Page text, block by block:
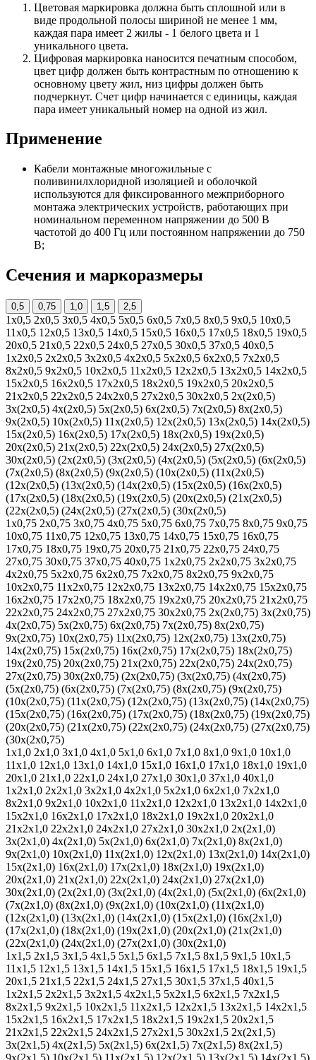
Цветовая маркировка должна быть сплошной или в
виде продольной полосы шириной не менее 1 мм,
каждая пара имеет 2 жилы - 1 белого цвета и 1
уникального цвета.
Цифровая маркировка наносится печатным способом,
цвет цифр должен быть контрастным по отношению к
основному цвету жил, низ цифры должен быть
подчеркнут. Счет цифр начинается с единицы, каждая
пара имеет уникальный номер на одной из жил.
Применение
Кабели монтажные многожильные с
поливинилхлоридной изоляцией и оболочкой
используются для фиксированного межприборного
монтажа электрических устройств, работающих при
номинальном переменном напряжении до 500 В
частотой до 400 Гц или постоянном напряжении до 750
В;
Сечения и маркоразмеры
0,5 0,75 1,0 1,5 2,5
1х0,5 2х0,5 3х0,5 4х0,5 5х0,5 6х0,5 7х0,5 8х0,5 9х0,5 10х0,5
11х0,5 12х0,5 13х0,5 14х0,5 15х0,5 16х0,5 17х0,5 18х0,5 19х0,5
20х0,5 21х0,5 22х0,5 24х0,5 27х0,5 30х0,5 37х0,5 40х0,5
1х2х0,5 2х2х0,5 3х2х0,5 4х2х0,5 5х2х0,5 6х2х0,5 7х2х0,5
8х2х0,5 9х2х0,5 10х2х0,5 11х2х0,5 12х2х0,5 13х2х0,5 14х2х0,5
15х2х0,5 16х2х0,5 17х2х0,5 18х2х0,5 19х2х0,5 20х2х0,5
21х2х0,5 22х2х0,5 24х2х0,5 27х2х0,5 30х2х0,5 2х(2х0,5)
3х(2х0,5) 4х(2х0,5) 5х(2х0,5) 6х(2х0,5) 7х(2х0,5) 8х(2х0,5)
9х(2х0,5) 10х(2х0,5) 11х(2х0,5) 12х(2х0,5) 13х(2х0,5) 14х(2х0,5)
15х(2х0,5) 16х(2х0,5) 17х(2х0,5) 18х(2х0,5) 19х(2х0,5)
20х(2х0,5) 21х(2х0,5) 22х(2х0,5) 24х(2х0,5) 27х(2х0,5)
30х(2х0,5) (2х(2х0,5) (3х(2х0,5) (4х(2х0,5) (5х(2х0,5) (6х(2х0,5)
(7х(2х0,5) (8х(2х0,5) (9х(2х0,5) (10х(2х0,5) (11х(2х0,5)
(12х(2х0,5) (13х(2х0,5) (14х(2х0,5) (15х(2х0,5) (16х(2х0,5)
(17х(2х0,5) (18х(2х0,5) (19х(2х0,5) (20х(2х0,5) (21х(2х0,5)
(22х(2х0,5) (24х(2х0,5) (27х(2х0,5) (30х(2х0,5)
1х0,75 2х0,75 3х0,75 4х0,75 5х0,75 6х0,75 7х0,75 8х0,75 9х0,75
10х0,75 11х0,75 12х0,75 13х0,75 14х0,75 15х0,75 16х0,75
17х0,75 18х0,75 19х0,75 20х0,75 21х0,75 22х0,75 24х0,75
27х0,75 30х0,75 37х0,75 40х0,75 1х2х0,75 2х2х0,75 3х2х0,75
4х2х0,75 5х2х0,75 6х2х0,75 7х2х0,75 8х2х0,75 9х2х0,75
10х2х0,75 11х2х0,75 12х2х0,75 13х2х0,75 14х2х0,75 15х2х0,75
16х2х0,75 17х2х0,75 18х2х0,75 19х2х0,75 20х2х0,75 21х2х0,75
22х2х0,75 24х2х0,75 27х2х0,75 30х2х0,75 2х(2х0,75) 3х(2х0,75)
4х(2х0,75) 5х(2х0,75) 6х(2х0,75) 7х(2х0,75) 8х(2х0,75)
9х(2х0,75) 10х(2х0,75) 11х(2х0,75) 12х(2х0,75) 13х(2х0,75)
14х(2х0,75) 15х(2х0,75) 16х(2х0,75) 17х(2х0,75) 18х(2х0,75)
19х(2х0,75) 20х(2х0,75) 21х(2х0,75) 22х(2х0,75) 24х(2х0,75)
27х(2х0,75) 30х(2х0,75) (2х(2х0,75) (3х(2х0,75) (4х(2х0,75)
(5х(2х0,75) (6х(2х0,75) (7х(2х0,75) (8х(2х0,75) (9х(2х0,75)
(10х(2х0,75) (11х(2х0,75) (12х(2х0,75) (13х(2х0,75) (14х(2х0,75)
(15х(2х0,75) (16х(2х0,75) (17х(2х0,75) (18х(2х0,75) (19х(2х0,75)
(20х(2х0,75) (21х(2х0,75) (22х(2х0,75) (24х(2х0,75) (27х(2х0,75)
(30х(2х0,75)
1х1,0 2х1,0 3х1,0 4х1,0 5х1,0 6х1,0 7х1,0 8х1,0 9х1,0 10х1,0
11х1,0 12х1,0 13х1,0 14х1,0 15х1,0 16х1,0 17х1,0 18х1,0 19х1,0
20х1,0 21х1,0 22х1,0 24х1,0 27х1,0 30х1,0 37х1,0 40х1,0
1х2х1,0 2х2х1,0 3х2х1,0 4х2х1,0 5х2х1,0 6х2х1,0 7х2х1,0
8х2х1,0 9х2х1,0 10х2х1,0 11х2х1,0 12х2х1,0 13х2х1,0 14х2х1,0
15х2х1,0 16х2х1,0 17х2х1,0 18х2х1,0 19х2х1,0 20х2х1,0
21х2х1,0 22х2х1,0 24х2х1,0 27х2х1,0 30х2х1,0 2х(2х1,0)
3х(2х1,0) 4х(2х1,0) 5х(2х1,0) 6х(2х1,0) 7х(2х1,0) 8х(2х1,0)
9х(2х1,0) 10х(2х1,0) 11х(2х1,0) 12х(2х1,0) 13х(2х1,0) 14х(2х1,0)
15х(2х1,0) 16х(2х1,0) 17х(2х1,0) 18х(2х1,0) 19х(2х1,0)
20х(2х1,0) 21х(2х1,0) 22х(2х1,0) 24х(2х1,0) 27х(2х1,0)
30х(2х1,0) (2х(2х1,0) (3х(2х1,0) (4х(2х1,0) (5х(2х1,0) (6х(2х1,0)
(7х(2х1,0) (8х(2х1,0) (9х(2х1,0) (10х(2х1,0) (11х(2х1,0)
(12х(2х1,0) (13х(2х1,0) (14х(2х1,0) (15х(2х1,0) (16х(2х1,0)
(17х(2х1,0) (18х(2х1,0) (19х(2х1,0) (20х(2х1,0) (21х(2х1,0)
(22х(2х1,0) (24х(2х1,0) (27х(2х1,0) (30х(2х1,0)
1х1,5 2х1,5 3х1,5 4х1,5 5х1,5 6х1,5 7х1,5 8х1,5 9х1,5 10х1,5
11х1,5 12х1,5 13х1,5 14х1,5 15х1,5 16х1,5 17х1,5 18х1,5 19х1,5
20х1,5 21х1,5 22х1,5 24х1,5 27х1,5 30х1,5 37х1,5 40х1,5
1х2х1,5 2х2х1,5 3х2х1,5 4х2х1,5 5х2х1,5 6х2х1,5 7х2х1,5
8х2х1,5 9х2х1,5 10х2х1,5 11х2х1,5 12х2х1,5 13х2х1,5 14х2х1,5
15х2х1,5 16х2х1,5 17х2х1,5 18х2х1,5 19х2х1,5 20х2х1,5
21х2х1,5 22х2х1,5 24х2х1,5 27х2х1,5 30х2х1,5 2х(2х1,5)
3х(2х1,5) 4х(2х1,5) 5х(2х1,5) 6х(2х1,5) 7х(2х1,5) 8х(2х1,5)